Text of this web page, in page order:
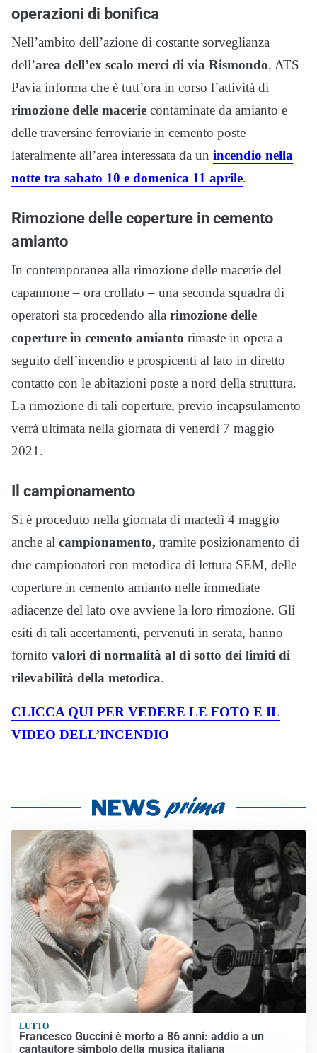
operazioni di bonifica
Nell’ambito dell’azione di costante sorveglianza
dell’area dell’ex scalo merci di via Rismondo, ATS
Pavia informa che è tutt’ora in corso l’attività di
rimozione delle macerie contaminate da amianto e
delle traversine ferroviarie in cemento poste
lateralmente all’area interessata da un incendio nella
notte tra sabato 10 e domenica 11 aprile.
Rimozione delle coperture in cemento
amianto
In contemporanea alla rimozione delle macerie del
capannone – ora crollato – una seconda squadra di
operatori sta procedendo alla rimozione delle
coperture in cemento amianto rimaste in opera a
seguito dell’incendio e prospicenti al lato in diretto
contatto con le abitazioni poste a nord della struttura.
La rimozione di tali coperture, previo incapsulamento
verrà ultimata nella giornata di venerdì 7 maggio
2021.
Il campionamento
Si è proceduto nella giornata di martedì 4 maggio
anche al campionamento, tramite posizionamento di
due campionatori con metodica di lettura SEM, delle
coperture in cemento amianto nelle immediate
adiacenze del lato ove avviene la loro rimozione. Gli
esiti di tali accertamenti, pervenuti in serata, hanno
fornito valori di normalità al di sotto dei limiti di
rilevabilità della metodica.
CLICCA QUI PER VEDERE LE FOTO E IL
VIDEO DELL’INCENDIO
LUTTO
Francesco Guccini è morto a 86 anni: addio a un
cantautore simbolo della musica italiana